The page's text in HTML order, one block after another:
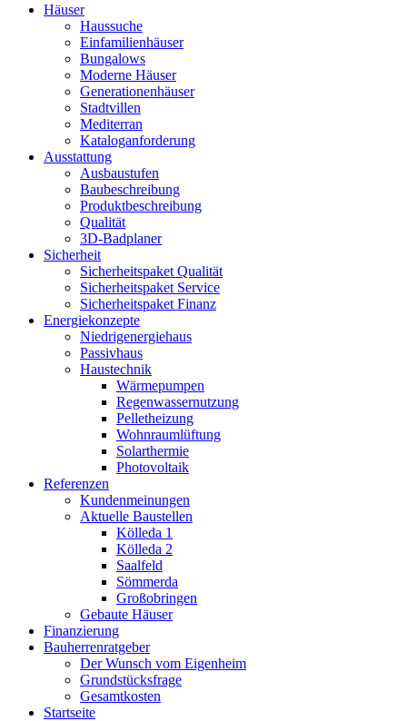
Häuser
Haussuche
Einfamilienhäuser
Bungalows
Moderne Häuser
Generationenhäuser
Stadtvillen
Mediterran
Kataloganforderung
Ausstattung
Ausbaustufen
Baubeschreibung
Produktbeschreibung
Qualität
3D-Badplaner
Sicherheit
Sicherheitspaket Qualität
Sicherheitspaket Service
Sicherheitspaket Finanz
Energiekonzepte
Niedrigenergiehaus
Passivhaus
Haustechnik
Wärmepumpen
Regenwassernutzung
Pelletheizung
Wohnraumlüftung
Solarthermie
Photovoltaik
Referenzen
Kundenmeinungen
Aktuelle Baustellen
Kölleda 1
Kölleda 2
Saalfeld
Sömmerda
Großobringen
Gebaute Häuser
Finanzierung
Bauherrenratgeber
Der Wunsch vom Eigenheim
Grundstücksfrage
Gesamtkosten
Startseite